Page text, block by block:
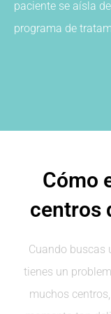
paciente se aísla
programa de
Cómo
centros
Cuando buscas
tienes un
muchos